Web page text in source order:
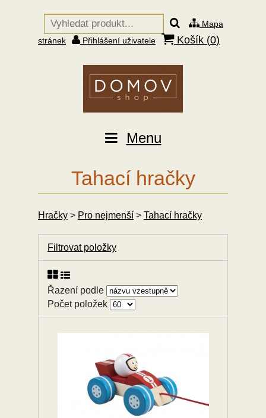
Mapa
stránek
Přihlášení uživatele Košík (0)
Menu
Tahací hračky
Hračky > Pro nejmenší > Tahací hračky
Filtrovat položky
Řazení podle
Počet položek